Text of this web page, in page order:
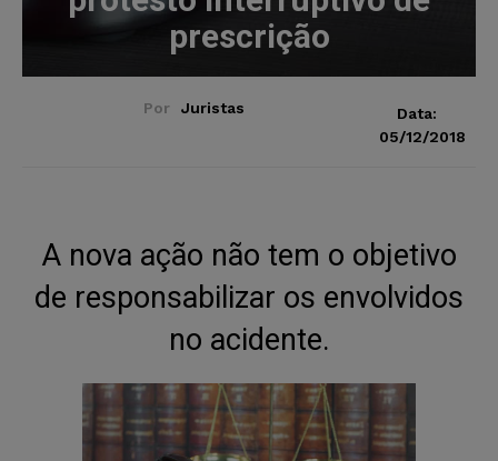
prescrição
Por Juristas
Data:
05/12/2018
A nova ação não tem o objetivo
de responsabilizar os envolvidos
no acidente.